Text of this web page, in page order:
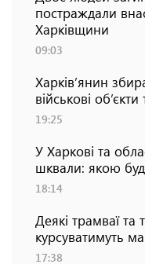
постраждали
Харківщини
09:03
Харків’янин
військові
19:25
У Харкові та
шквали: якою
18:14
Деякі трамваї та
курсуватимуть
17:38